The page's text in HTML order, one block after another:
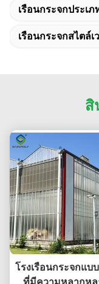
เรือนกระจกประเภ
เรือนกระจกสไตล์เ
สิ
โรงเรือนกระจกแบ
ที่มีความหลากหล